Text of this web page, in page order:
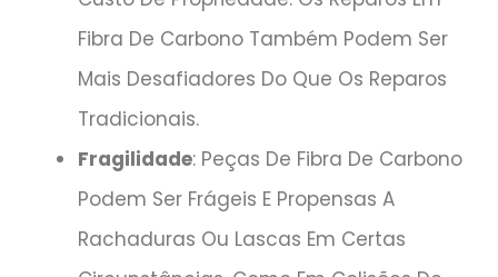
Fibra De Carbono Também Podem Ser
Mais Desafiadores Do Que Os Reparos
Tradicionais.
Fragilidade: Peças De Fibra De Carbono
Podem Ser Frágeis E Propensas A
Rachaduras Ou Lascas Em Certas